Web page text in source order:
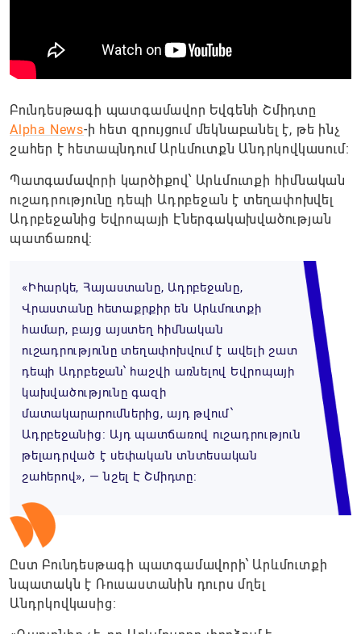
Բունդեսթագի պատգամավոր Եվգենի Շմիդտը
Alpha News-ի հետ զրույցում մեկնաբանել է, թե ինչ
շահեր է հետապնդում Արևմուտքն Անդրկովկասում։
Պատգամավորի կարծիքով՝ Արևմուտքի հիմնական
ուշադրությունը դեպի Ադրբեջան է տեղափոխվել
Ադրբեջանից Եվրոպայի Էներգակախվածության
պատճառով:
«Իհարկե, Հայաստանը, Ադրբեջանը,
Վրաստանը հետաքրքիր են Արևմուտքի
համար, բայց այստեղ հիմնական
ուշադրությունը տեղափոխվում է ավելի շատ
դեպի Ադրբեջան՝ հաշվի առնելով Եվրոպայի
կախվածությունը գազի
մատակարարումներից, այդ թվում՝
Ադրբեջանից։ Այդ պատճառով ուշադրություն
թելադրված է սեփական տնտեսական
շահերով», — նշել Է Շմիդտը։
Ըստ Բունդեսթագի պատգամավորի՝ Արևմուտքի
նպատակն է Ռուսաստանին դուրս մղել
Անդրկովկասից։